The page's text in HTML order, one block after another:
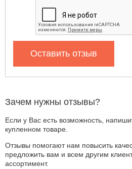
Оставить отзыв
Зачем нужны отзывы?
Если у Вас есть возможность,
купленном товаре.
Отзывы помогают нам повысить
предложить вам и всем другим
ассортимент.